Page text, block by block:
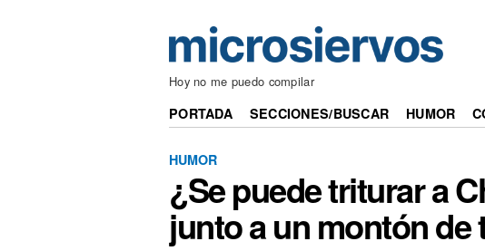
Hoy no me puedo compilar
PORTADA SECCIONES/BUSCAR HUMOR
HUMOR
¿Se puede triturar a
junto a un montón